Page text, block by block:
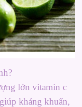
lớn vitamin c
kháng khuẩn,